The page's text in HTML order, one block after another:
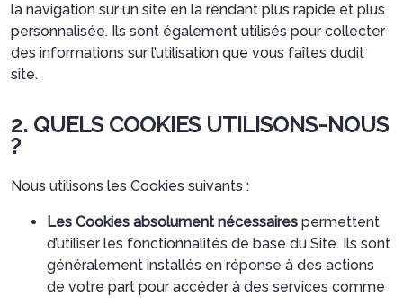
la navigation sur un site en la rendant plus rapide et plus
personnalisée. Ils sont également utilisés pour collecter
des informations sur l’utilisation que vous faîtes dudit
site.
2. QUELS COOKIES UTILISONS-NOUS
?
Nous utilisons les Cookies suivants :
Les Cookies absolument nécessaires permettent
d’utiliser les fonctionnalités de base du Site. Ils sont
généralement installés en réponse à des actions
de votre part pour accéder à des services comme